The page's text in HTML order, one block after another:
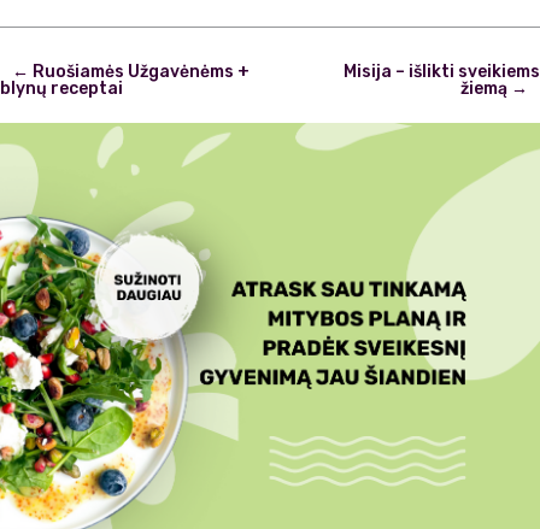
Post
navigation
Misija – išlikti sveikiems
žiemą →
← Ruošiamės Užgavėnėms +
blynų receptai